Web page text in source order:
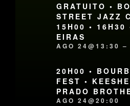
GRATUITO •
STREET JAZZ
15H00 • 16H30
EIRAS
AGO 24@13:30
20H00 •
FEST •
PRADO
AGO 24@20:00